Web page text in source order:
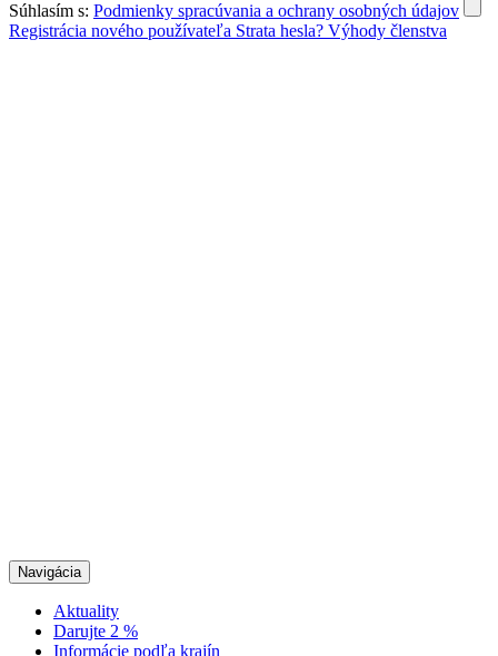
Súhlasím s: Podmienky spracúvania a ochrany osobných údajov
Registrácia nového používateľa Strata hesla? Výhody členstva
Navigácia
Aktuality
Darujte 2 %
Informácie podľa krajín